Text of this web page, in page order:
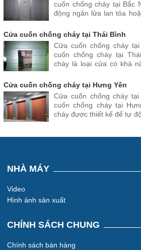
cuốn chống cháy tại Bắc
động ngăn lửa lan tỏa
Cửa cuốn chống cháy tại Thái Bình
Cửa cuốn chống cháy
cuốn chống cháy tại
cháy là loại cửa có khả
những không gian khác.
Cửa cuốn chống cháy tại Hưng Yên
Cửa cuốn chống cháy
cuốn chống cháy tại
cháy được thiết kế để tự
NHÀ MÁY
Video
Hình ảnh sản xuất
CHÍNH SÁCH CHUNG
Chính sách bán hàng